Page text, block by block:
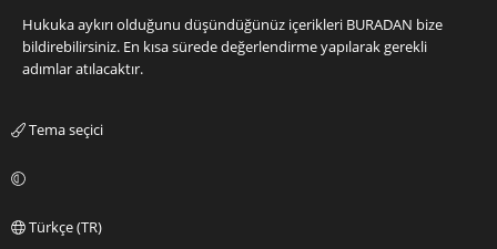
Hukuka aykırı olduğunu düşündüğünüz içerikleri BURADAN bize
bildirebilirsiniz. En kısa sürede değerlendirme yapılarak gerekli
adımlar atılacaktır.
Tema seçici
Türkçe (TR)